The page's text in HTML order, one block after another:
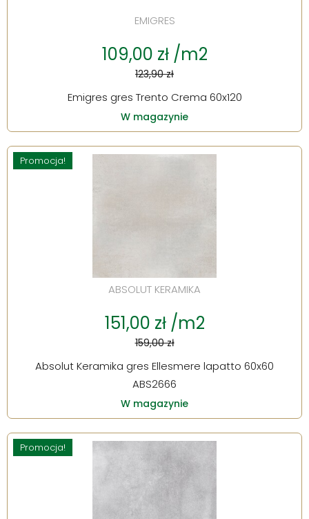
EMIGRES
109,00 zł /m2
123,90 zł
Emigres gres Trento Crema 60x120
W magazynie
Promocja!
ABSOLUT KERAMIKA
151,00 zł /m2
159,00 zł
Absolut Keramika gres Ellesmere lapatto 60x60
ABS2666
W magazynie
Promocja!